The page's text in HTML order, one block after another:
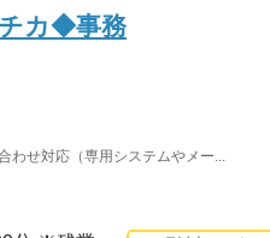
チカ◆事務
わせ対応（専用システムやメー...